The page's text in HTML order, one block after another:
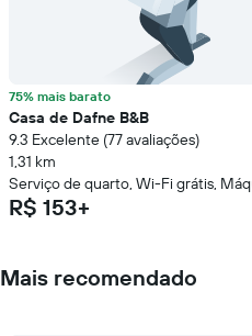
75% mais barato
Casa de Dafne B&B
9.3 Excelente (77 avaliações)
1,31 km
Serviço de quarto, Wi-Fi grátis,
R$ 153+
Mais recomendado